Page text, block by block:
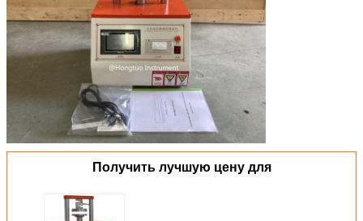
Получить лучшую цену для